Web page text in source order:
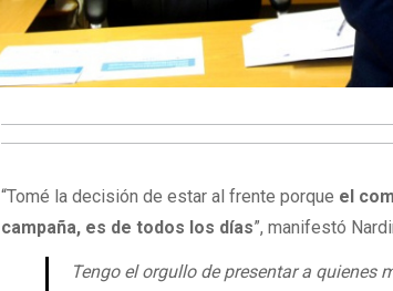
“Tomé la decisión de estar al frente porque el
campaña, es de todos los días”, manifestó
Tengo el orgullo de presentar a quienes